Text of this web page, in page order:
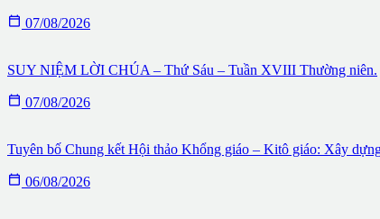
 07/08/2026
SUY NIỆM LỜI CHÚA – Thứ Sáu – Tuần XVIII Thường niên.
 07/08/2026
Tuyên bố Chung kết Hội thảo Khổng giáo – Kitô giáo: Xây
 06/08/2026